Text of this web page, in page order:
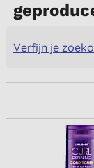
Verfijn je